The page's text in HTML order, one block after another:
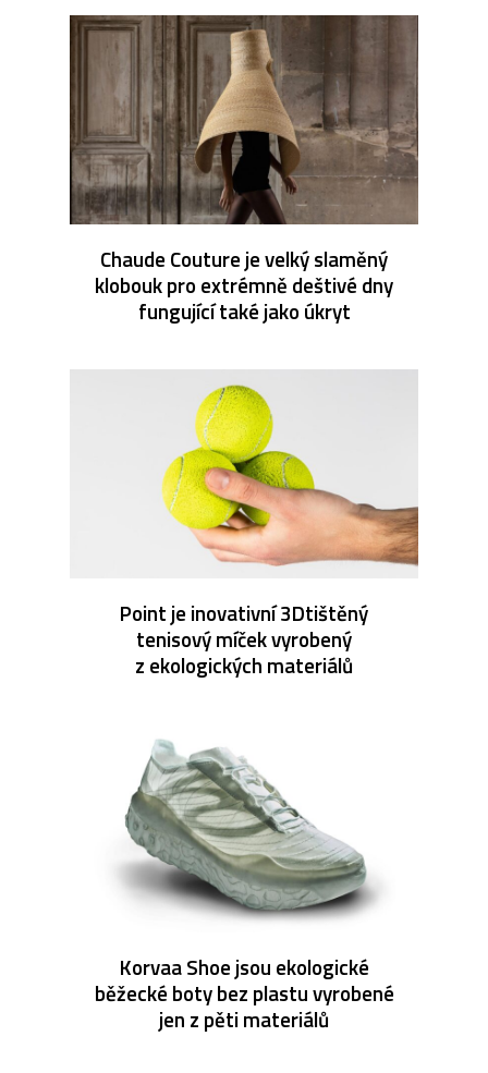
Chaude Couture je velký slaměný
klobouk pro extrémně deštivé dny
fungující také jako úkryt
Point je inovativní 3Dtištěný
tenisový míček vyrobený
z ekologických materiálů
Korvaa Shoe jsou ekologické
běžecké boty bez plastu vyrobené
jen z pěti materiálů